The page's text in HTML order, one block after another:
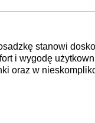
stanowi
i wygodę
oraz w